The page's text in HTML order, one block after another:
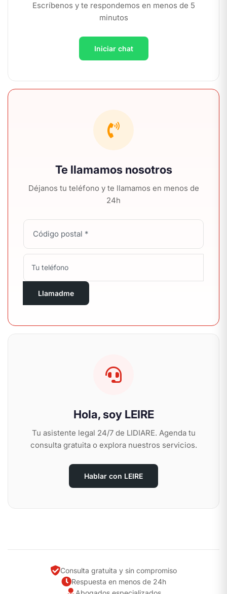
Escríbenos y te respondemos en menos de 5
minutos
Iniciar chat
Te llamamos nosotros
Déjanos tu teléfono y te llamamos en menos de
24h
Llamadme
Hola, soy LEIRE
Tu asistente legal 24/7 de LIDIARE. Agenda tu
consulta gratuita o explora nuestros servicios.
Hablar con LEIRE
Consulta gratuita y sin compromiso
Respuesta en menos de 24h